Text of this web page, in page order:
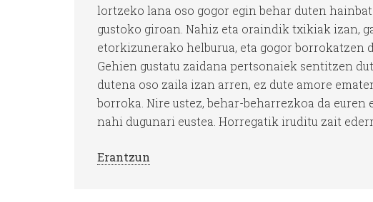
lortzeko lana oso gogor egin behar duten
gustoko giroan. Nahiz eta oraindik txikiak izan,
etorkizunerako helburua, eta gogor borrokatzen
Gehien gustatu zaidana pertsonaiek sentitzen
dutena oso zaila izan arren, ez dute amore
borroka. Nire ustez, behar-beharrezkoa da
nahi dugunari eustea. Horregatik iruditu zait
Erantzun